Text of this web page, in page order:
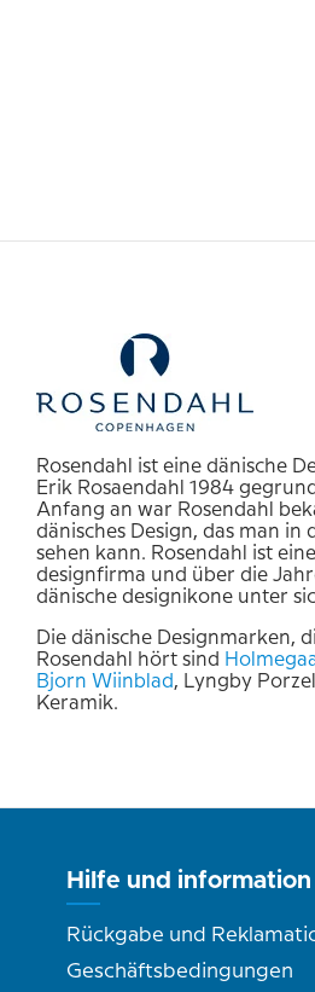
Rosendahl ist eine dänische
Erik Rosaendahl 1984
Anfang an war Rosendahl
dänisches Design, das man in
sehen kann. Rosendahl ist
designfirma und über die
dänische designikone unter
Die dänische Designmarken,
Rosendahl hört sind
Bjorn Wiinblad , Lyngby
Keramik.
Hilfe und information
Rückgabe und
Geschäftsbedingungen